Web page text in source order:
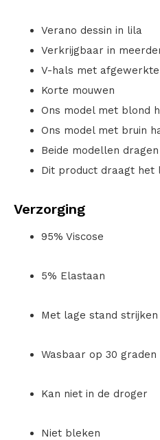
Verano dessin in lila
Verkrijgbaar in
V-hals met
Korte mouwen
Ons model met blond
Ons model met bruin
Beide modellen
Dit product draagt het
Verzorging
95% Viscose
5% Elastaan
Met lage stand strijken
Wasbaar op 30 graden
Kan niet in de droger
Niet bleken